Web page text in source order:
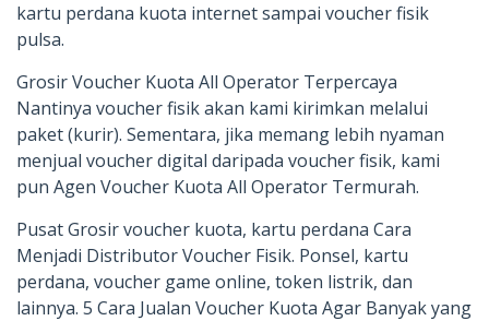
kartu perdana kuota internet sampai voucher fisik
pulsa.
Grosir Voucher Kuota All Operator Terpercaya
Nantinya voucher fisik akan kami kirimkan melalui
paket (kurir). Sementara, jika memang lebih nyaman
menjual voucher digital daripada voucher fisik, kami
pun Agen Voucher Kuota All Operator Termurah.
Pusat Grosir voucher kuota, kartu perdana Cara
Menjadi Distributor Voucher Fisik. Ponsel, kartu
perdana, voucher game online, token listrik, dan
lainnya. 5 Cara Jualan Voucher Kuota Agar Banyak yang